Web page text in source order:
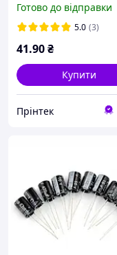
LowESR 105°C
Готово до відправки
5.0 (3)
41.90₴
Купити
Прінтек